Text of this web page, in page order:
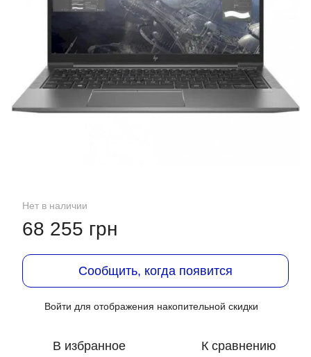
Нет в наличии
68 255 грн
Сообщить, когда появится
Войти для отображения накопительной скидки
В избранное К сравнению